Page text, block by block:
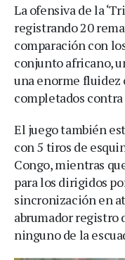
La ofensiva de la
registrando 20
comparación con
conjunto africano,
una enorme fluidez
completados contra
El juego también
con 5 tiros de
Congo, mientras
para los dirigidos
sincronización en
abrumador registro
ninguno de la